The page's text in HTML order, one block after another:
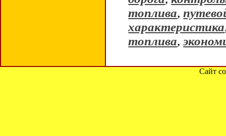
топлива,
характеристика
топлива,
Сайт